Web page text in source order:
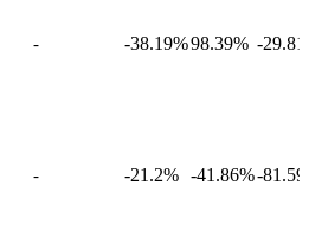
- -38.19%98.39% -
- -21.2% -41.86%-